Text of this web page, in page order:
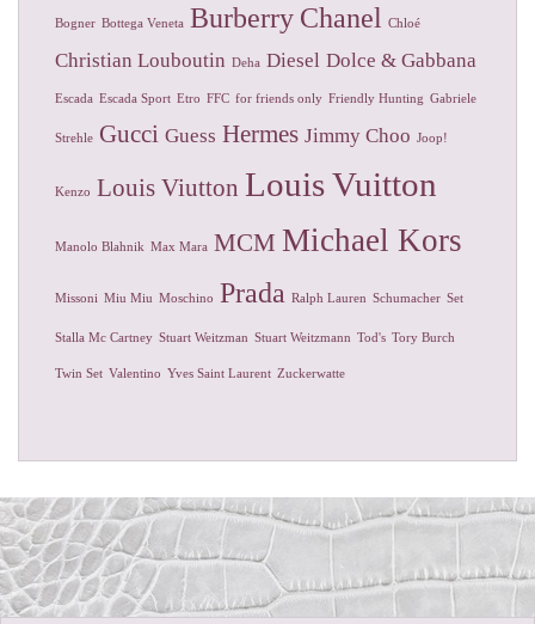
Bogner Bottega Veneta Burberry Chanel Chloé
Christian Louboutin Deha Diesel Dolce & Gabbana
Escada Escada Sport Etro FFC for friends only Friendly Hunting Gabriele
Strehle Gucci Guess Hermes Jimmy Choo Joop!
Kenzo Louis Viutton Louis Vuitton
Manolo Blahnik Max Mara MCM Michael Kors
Missoni Miu Miu Moschino Prada Ralph Lauren Schumacher Set
Stalla Mc Cartney Stuart Weitzman Stuart Weitzmann Tod's Tory Burch
Twin Set Valentino Yves Saint Laurent Zuckerwatte